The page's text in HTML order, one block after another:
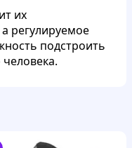
их
регулируемое
подстроить